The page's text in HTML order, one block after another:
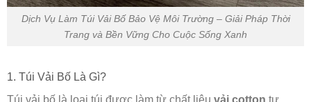
Dịch Vụ Làm Túi Vải Bố Bảo Vệ Môi Trường – Giải Pháp Thời
Trang và Bền Vững Cho Cuộc Sống Xanh
1. Túi Vải Bố Là Gì?